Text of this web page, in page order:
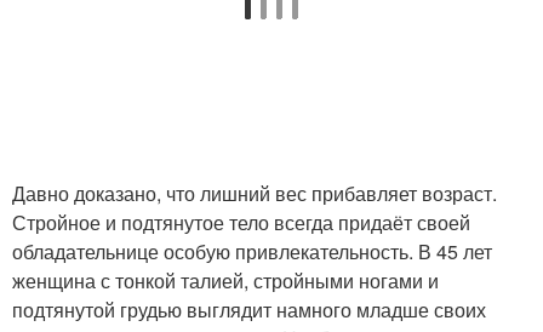
Давно доказано, что лишний вес прибавляет возраст.
Стройное и подтянутое тело всегда придаёт своей
обладательнице особую привлекательность. В 45 лет
женщина с тонкой талией, стройными ногами и
подтянутой грудью выглядит намного младше своих